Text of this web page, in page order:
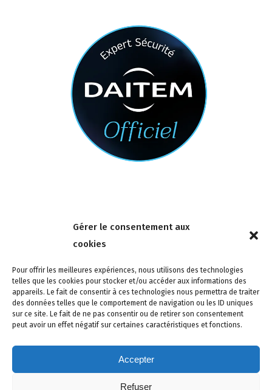
Gérer le consentement aux
cookies
Pour offrir les meilleures expériences, nous utilisons des technologies
telles que les cookies pour stocker et/ou accéder aux informations des
appareils. Le fait de consentir à ces technologies nous permettra de traiter
des données telles que le comportement de navigation ou les ID uniques
sur ce site. Le fait de ne pas consentir ou de retirer son consentement
peut avoir un effet négatif sur certaines caractéristiques et fonctions.
Accepter
Refuser
4 rue de la Tour 85150 Les Achards